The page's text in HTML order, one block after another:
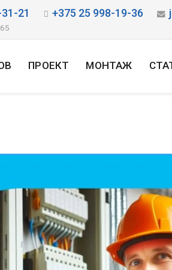
21 +375 25 998-19-36
ПРОЕКТ МОНТАЖ